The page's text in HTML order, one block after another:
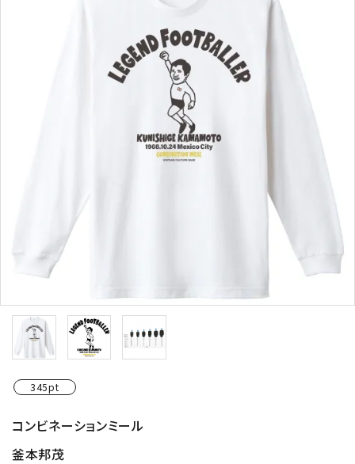
345pt
コンビネーションミール
釜本邦茂